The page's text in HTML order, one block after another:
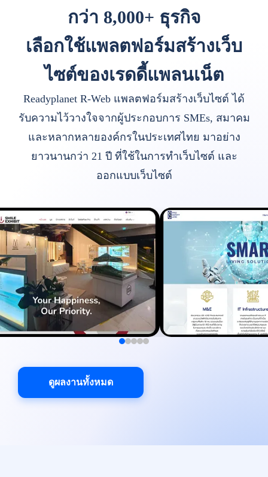
กว่า 8,000+ ธุรกิจ
เลือกใช้แพลตฟอร์มสร้างเว็บ
ไซต์ของเรดดี้แพลนเน็ต
Readyplanet R-Web แพลตฟอร์มสร้างเว็บไซต์ ได้
รับความไว้วางใจจากผู้ประกอบการ SMEs, สมาคม
และหลากหลายองค์กรในประเทศไทย มาอย่าง
ยาวนานกว่า 21 ปี ที่ใช้ในการทำเว็บไซต์ และ
ออกแบบเว็บไซต์
ดูผลงานทั้งหมด